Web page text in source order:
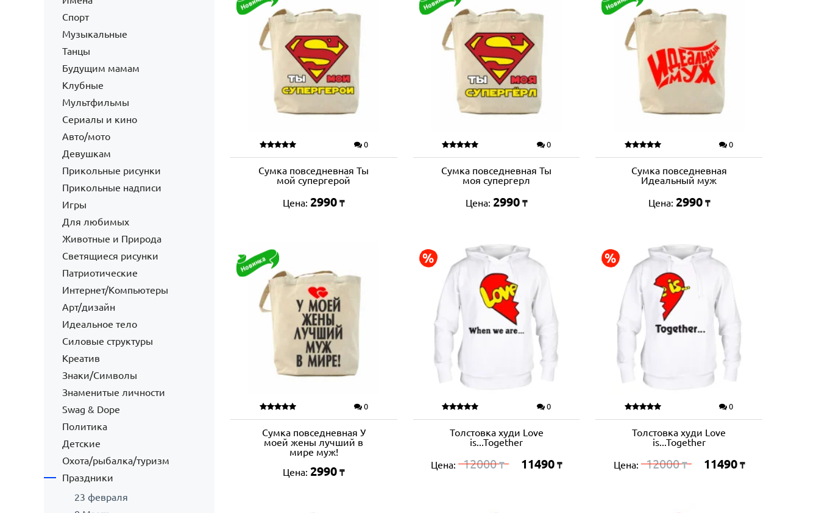
Спорт
Музыкальные
Танцы
Будущим мамам
Клубные
Мультфильмы
Сериалы и кино
Авто/мото
Девушкам
Прикольные рисунки
Прикольные надписи
Игры
Для любимых
Животные и Природа
Светящиеся рисунки
Патриотические
Интернет/Компьютеры
Арт/дизайн
Идеальное тело
Силовые структуры
Креатив
Знаки/Символы
Знаменитые личности
Swag & Dope
Политика
Детские
Охота/рыбалка/туризм
Праздники
23 февраля
0
Сумка повседневная Ты
мой супергерой
Цена: 2990 ₸
0
Сумка повседневная Ты
моя супергерл
Цена: 2990 ₸
0
Сумка повседневная
Идеальный муж
Цена: 2990 ₸
0
Сумка повседневная У
моей жены лучший в
мире муж!
Цена: 2990 ₸
0
Толстовка худи Love
is...Together
Цена: 12000₸ 11490 ₸
0
Толстовка худи Love
is...Together
Цена: 12000₸ 11490 ₸